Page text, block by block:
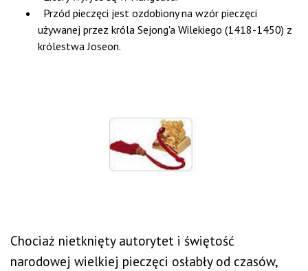
Przód pieczęci jest ozdobiony na wzór pieczęci
używanej przez króla Sejong'a Wilekiego (1418-1450) z
królestwa Joseon.
Chociaż nietknięty autorytet i świętość
narodowej wielkiej pieczęci osłabły od czasów,